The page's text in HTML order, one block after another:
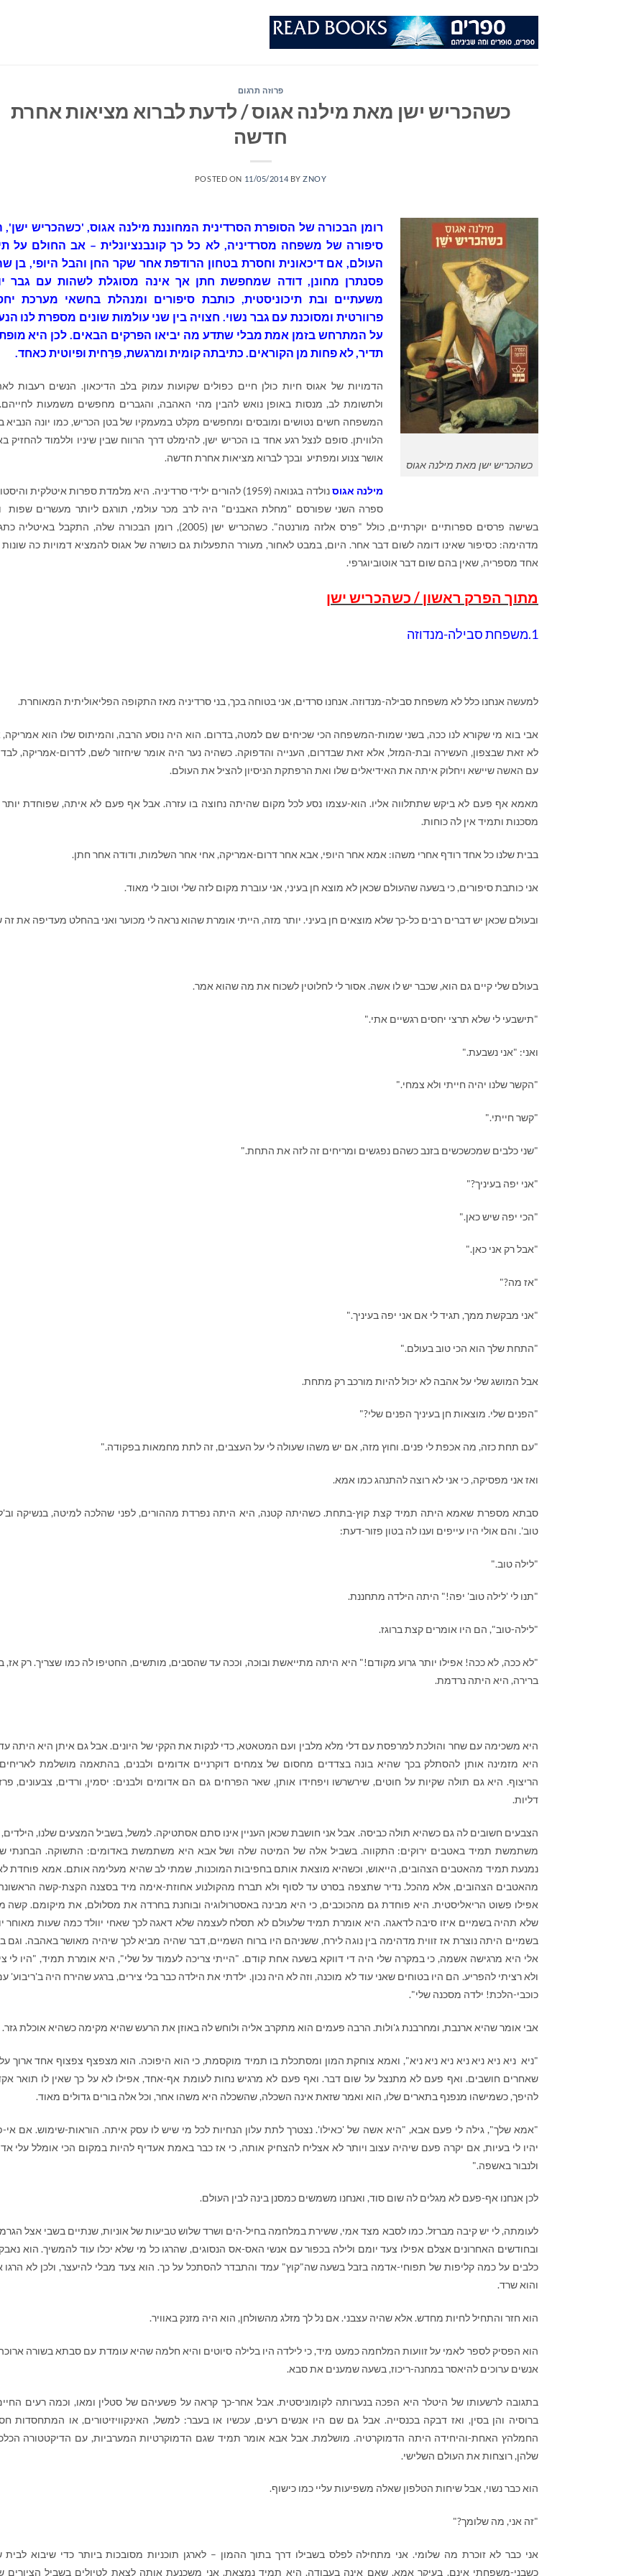
פרוזה תרגום
כשהכריש ישן מאת מילנה אגוס / לדעת לברוא מציאות אחרת
חדשה
POSTED ON 11/05/2014 BYZNOY
כשהכריש ישן מאת מילנה אגוס
רומן הבכורה של הסופרת הסרדינית המחוננת מילנה אגוס, 'כשהכריש ישן',
סיפורה של משפחה מסרדיניה, לא כל כך קונבנציונלית – אב החולם על
העולם, אם דיכאונית וחסרת בטחון הרודפת אחר שקר החן והבל היופי, בן
פסנתרן מחונן, דודה שמחפשת חתן אך אינה מסוגלת לשהות עם גבר
משעתיים ובת תיכוניסטית, כותבת סיפורים ומנהלת בחשאי מערכת
פרוורטית ומסוכנת עם גבר נשוי. חצויה בין שני עולמות שונים מספרת לנו
על המתרחש בזמן אמת מבלי שתדע מה יביאו הפרקים הבאים. לכן היא
תדיר, לא פחות מן הקוראים. כתיבתה קומית ומרגשת, פרֵחית ופיוטית כאחד
הדמויות של אגוס חיות כולן חיים כפולים שקועות עמוק בלב הדיכאון. הנשים רעבות
ולתשומת לב, מנסות באופן נואש להבין מהי האהבה, והגברים מחפשים משמעות לחייהם.
המשפחה חשים נטושים ומובסים ומחפשים מקלט במעמקיו של בטן הכריש, כמו יונה הנביא
הלוויתן. סופם לנצל רגע אחד בו הכריש ישן, להימלט דרך הרווח שבין שיניו וללמוד להחזיק
אושר צנוע ומפתיע ובכך לברוא מציאות אחרת חדשה.
מילנה אגוס
נולדה בגנואה (1959) להורים ילידי סרדיניה. היא מלמדת ספרות איטלקית
ספרה השני שפורסם "מחלת האבנים" היה לרב מכר עולמי, תורגם ליותר מעשרים שפות
בשישה פרסים ספרותיים יוקרתיים, כולל "פרס אלזה מורנטה". כשהכריש ישן (2005), רומן הבכורה שלה, התקבל
מדהימה: כסיפור שאינו דומה לשום דבר אחר. היום, במבט לאחור, מעורר התפעלות גם כושרה של אגוס להמציא דמויות כה
אחד מספריה, שאין בהם שום דבר אוטוביוגרפי.
מתוך הפרק ראשון / כשהכריש ישן
1.משפחת סבילה-מנדוזה
למעשה אנחנו כלל לא משפחת סבילה-מנדוזה. אנחנו סרדים, אני בטוחה בכך, בני סרדיניה מאז התקופה הפליאוליתית המאוחרת.
אבי בוא מי שקורא לנו ככה, בשני שמות-המשפחה הכי שכיחים שם למטה, בדרום. הוא היה נוסע הרבה, והמיתוס שלו הוא
לא זאת שבצפון, העשירה ובת-המזל, אלא זאת שבדרום, הענייה והדפוקה. כשהיה נער היה אומר שיחזור לשם, לדרום-אמריקה,
עם האשה שיישא ויחלוק איתה את האידיאלים שלו ואת הרפתקת הניסיון להציל את העולם.
מאמא אף פעם לא ביקש שתתלווה אליו. הוא-עצמו נסע לכל מקום שהיתה נחוצה בו עזרה. אבל אף פעם לא איתה, שפוחדת יותר
מסכנות ותמיד אין לה כוחות.
בבית שלנו כל אחד רודף אחרי משהו: אמא אחר היופי, אבא אחר דרום-אמריקה, אחי אחר השלמות, ודודה אחר חתן.
אני כותבת סיפורים, כי בשעה שהעולם שכאן לא מוצא חן בעיני, אני עוברת מקום לזה שלי וטוב לי מאוד.
ובעולם שכאן יש דברים רבים כל-כך שלא מוצאים חן בעיני. יותר מזה, הייתי אומרת שהוא נראה לי מכוער ואני בהחלט מעדיפה את זה
בעולם שלי קיים גם הוא, שכבר יש לו אשה. אסור לי לחלוטין לשכוח את מה שהוא אמר.
"תישבעי לי שלא תרצי יחסים רגשיים אתי."
ואני: "אני נשבעת."
"הקשר שלנו יהיה חייתי ולא צמחי."
"קשר חייתי."
"שני כלבים שמכשכשים בזנב כשהם נפגשים ומריחים זה לזה את התחת."
"אני יפה בעיניך?"
"הכי יפה שיש כאן."
"אבל רק אני כאן."
"אז מה?"
"אני מבקשת ממך, תגיד לי אם אני יפה בעיניך."
"התחת שלך הוא הכי טוב בעולם."
אבל המושג שלי על אהבה לא יכול להיות מורכב רק מתחת.
"הפנים שלי. מוצאות חן בעיניך הפנים שלי?"
"עם תחת כזה, מה אכפת לי פנים. וחוץ מזה, אם יש משהו שעולה לי על העצבים, זה לתת מחמאות בפקודה."
ואז אני מפסיקה, כי אני לא רוצה להתנהג כמו אמא.
סבתא מספרת שאמא היתה תמיד קצת קוץ-בתחת. כשהיתה קטנה, היא היתה נפרדת מההורים, לפני שהלכה למיטה, בנשיקה וב'
טוב'. והם אולי היו עייפים וענו לה בטון פזור-דעת:
"לילה טוב."
"תנו לי 'לילה טוב' יפה!" היתה הילדה מתחננת.
"לילה-טוב", הם היו אומרים קצת ברוגז.
"לא ככה, לא ככה! אפילו יותר גרוע מקודם!" היא היתה מתייאשת ובוכה, וככה עד שהסבים, מותשים, החטיפו לה כמו שצריך. רק אז,
ברירה, היא היתה נרדמת.
היא משכימה עם שחר והולכת למרפסת עם דלי מלא מלבין ועם המטאטא, כדי לנקות את הקקי של היונים. אבל גם איתן היא היתה
היא מזמינה אותן להסתלק בכך שהיא בונה בצדדים מחסום של צמחים דוקרניים אדומים ולבנים, בהתאמה מושלמת
הריצוף. היא גם תולה שקיות על חוטים, שירשרשו ויפחידו אותן, שאר הפרחים גם הם אדומים ולבנים: יסמין, ורדים, צבעונים,
דליות.
הצבעים חשובים לה גם כשהיא תולה כביסה. אבל אני חושבת שכאן העניין אינו סתם אסתטיקה. למשל, בשביל המצעים שלנו,
משתמשת תמיד באטבים ירוקים: התקווה. בשביל אלה של המיטה שלה ושל אבא היא משתמשת באדומים: התשוקה. הבחנתי
נמנעת תמיד מהאטבים הצהובים, הייאוש, וכשהיא מוצאת אותם בחפיבות המוכנות, שמתי לב שהיא מעלימה אותם. אמא פוחדת
מהאטבים הצהובים, אלא מהכל. נדיר שתצפה בסרט עד לסוף ולא תברח מהקולנוע אחוזת-אימה מיד בסצנה הקצת-קשה
אפילו פשוט הריאליסטית. היא פוחדת גם מהכוכבים, כי היא מבינה באסטרולוגיה ובוחנת בחרדה את מסלולם, את מיקומם. קשה
שלא תהיה בשמיים איזו סיבה לדאגה. היא אומרת תמיד שלעולם לא תסלח לעצמה שלא דאגה לכך שאחי יוולד כמה שעות מאוחר
בשמיים היתה נוצרת אז זווית מדהימה בין נוגה לירח, ששניהם היו ברוח השמיים, דבר שהיה מביא לכך שיהיה מאושר באהבה. וגם
אלי היא מרגישה אשמה, כי במקרה שלי היה די דווקא בשעה אחת קודם. "הייתי צריכה לעמוד על שלי", היא אומרת תמיד, "היו לי
ולא רציתי להפריע. הם היו בטוחים שאני עוד לא מוכנה, וזה לא היה נכון. ילדתי את הילדה כבר בלי צירים, ברגע שהירח היה ב'ריבוע'
כוכבי-הלכת! ילדה מסכנה שלי".
אבי אומר שהיא ארנבת, ומחרבנת ג'ולות. הרבה פעמים הוא מתקרב אליה ולוחש לה באוזן את הרעש שהיא מקימה כשהיא אוכלת גזר.
"ניא ניא ניא ניא ניא ניא ניא ניא", ואמא צוחקת המון ומסתכלת בו תמיד מוקסמת, כי הוא היפוכה. הוא מצפצף צפצוף אחד ארוך
שאחרים חושבים. ואף פעם לא מתנצל על שום דבר. ואף פעם לא מרגיש נחות לעומת אף-אחד, אפילו לא על כך שאין לו תואר
להיפך, כשמישהו מנפנף בתארים שלו, הוא ואמר שזאת אינה השכלה, שהשכלה היא משהו אחר, וכל אלה בורים גדולים מאוד.
"אמא שלך", גילה לי פעם אבא, "היא אשה של 'כאילו'. נצטרך לתת עלון הנחיות לכל מי שיש לו עסק איתה. הוראות-שימוש. אם
יהיו לי בעיות, אם יקרה פעם שיהיה עצוב ויותר לא אצליח להצחיק אותה, כי אז כבר באמת אעדיף להיות במקום הכי אומלל עלי
ולנבור באשפה."
לכן אנחנו אף-פעם לא מגלים לה שום סוד, ואנחנו משמשים כמסנן בינה לבין העולם.
לעומתה, לי יש קיבה מברזל. כמו לסבא מצד אמי, ששירת במלחמה בחיל-הים ושרד שלוש טביעות של אוניות, שנתיים בשבי אצל
ובחודשים האחרונים אצלם אפילו צעד יומם ולילה בכפור עם אנשי האס-אס הנסוגים, שהרגו כל מי שלא יכלו עוד להמשיך. הוא
כלבים על כמה קליפות של תפוחי-אדמה בזבל בשעה שה"קוץ" עמד והתבדר להסתכל על כך. הוא צעד מבלי להיעצר, ולכן לא הרגו
והוא שרד.
הוא חזר והתחיל לחיות מחדש. אלא שהיה עצבני. אם נל לך מזלג מהשולחן, הוא היה מזנק באוויר.
הוא הפסיק לספר לאמי על זוועות המלחמה כמעט מיד, כי לילדה היו בלילה סיוטים והיא חלמה שהיא עומדת עם סבתא בשורה
אנשים ערוכים להיאסר במחנה-ריכוז, בשעה שמענים את סבא.
בתגובה לרשעותו של היטלר היא הפכה בנערותה לקומוניסטית. אבל אחר-כך קראה על פשעיהם של סטלין ומאו, וכמה רעים
ברוסיה והן בסין, ואז דבקה בכנסייה. אבל גם שם היו אנשים רעים, עכשיו או בעבר: למשל, האינקוויזיטורים, או המתחסדות
החמלהץ האחת-והיחידה היתה הדמוקרטיה. מושלמת. אבל אבא אומר תמיד שגם הדמוקרטיות המערביות, עם הדיקטטורה
שלהן, רוצחות את העולם השלישי.
הוא כבר נשוי, אבל שיחות הטלפון שאלה משפיעות עליי כמו כישוף.
"זה אני, מה שלומך?"
אני כבר לא זוכרת מה שלומי. אני מתחילה לפלס בשבילו דרך בתוך ההמון – לארגן תוכניות מסובכות ביותר כדי שיבוא לבית
כשבני-משפחתי אינם. בעיקר אמא, שאם אינה בעבודה, היא תמיד נמצאת. אני משכנעת אותה לצאת לטיולים בשביל הציורים